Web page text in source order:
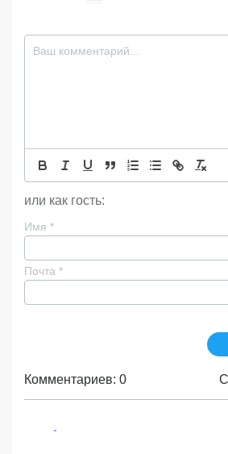
или как гость:
Имя *
Почта *
Комментариев: 0